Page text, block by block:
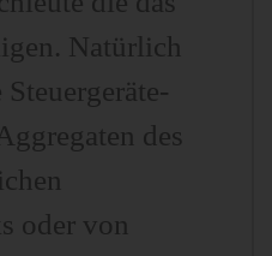
Natürlich
des
oder von